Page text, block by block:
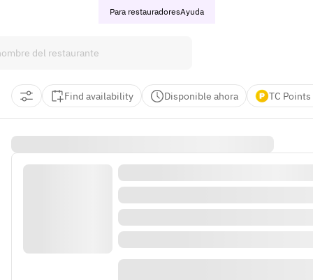
Para restauradoresAyuda
Find availability Disponible ahora TC Points